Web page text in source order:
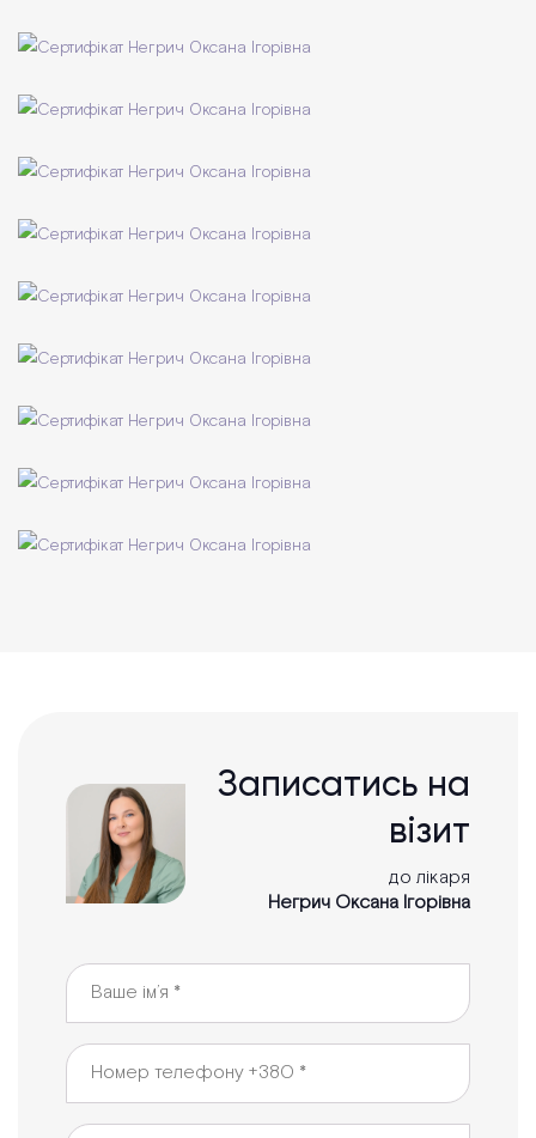
Записатись на
візит
до лікаря
Негрич Оксана Ігорівна